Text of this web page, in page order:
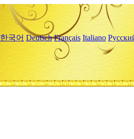
한국어 Deutsch Français Italiano